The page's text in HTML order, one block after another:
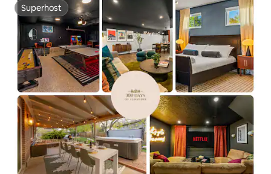
Superhost
Superhost